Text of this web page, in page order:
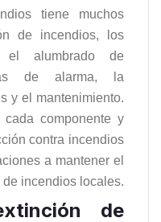
tiene muchos
de incendios, los
el alumbrado de
de alarma, la
y el mantenimiento.
componente y
contra incendios
a mantener el
incendios locales.
de